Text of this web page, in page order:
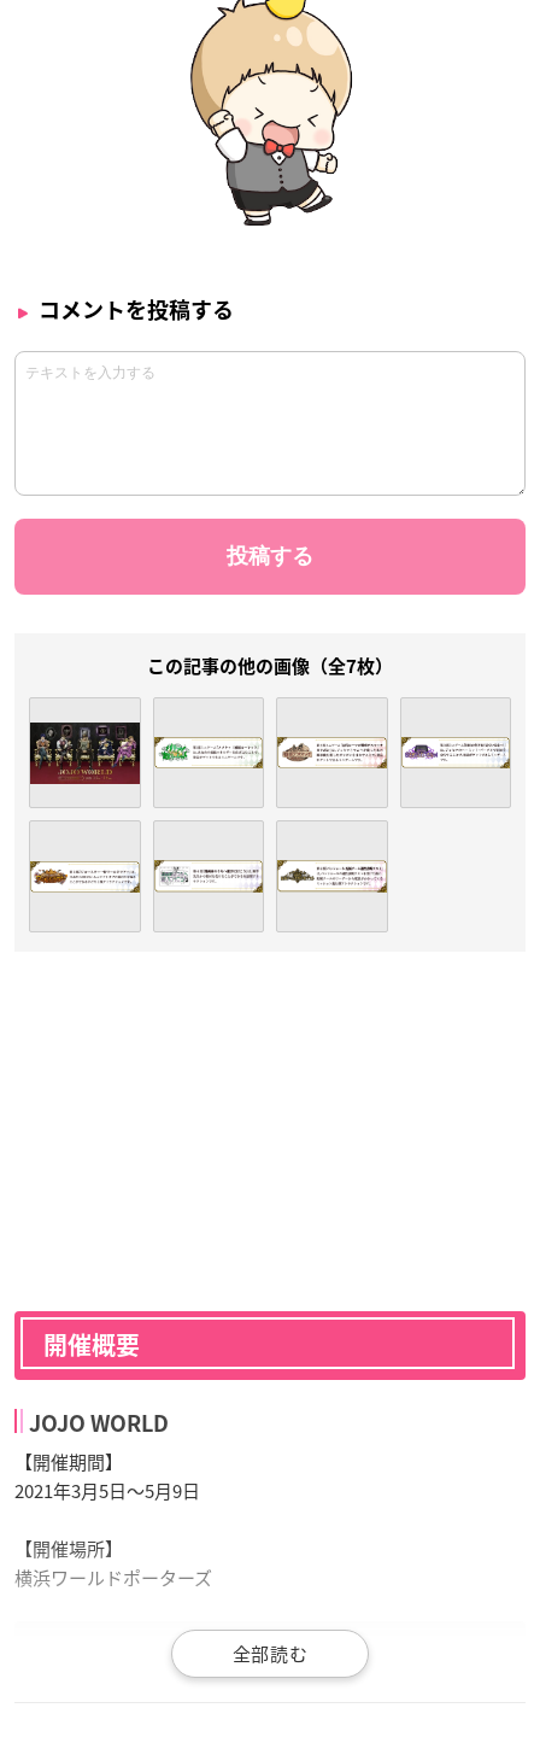
コメントを投稿する
この記事の他の画像（全7枚）
開催概要
JOJO WORLD
【開催期間】
2021年3月5日～5月9日
【開催場所】
横浜ワールドポーターズ